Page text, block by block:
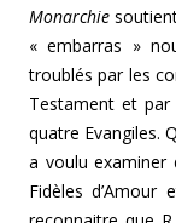
Monarchie
« embarras »
troublés par les
Testament et par
quatre Evangiles.
a voulu examiner
Fidèles